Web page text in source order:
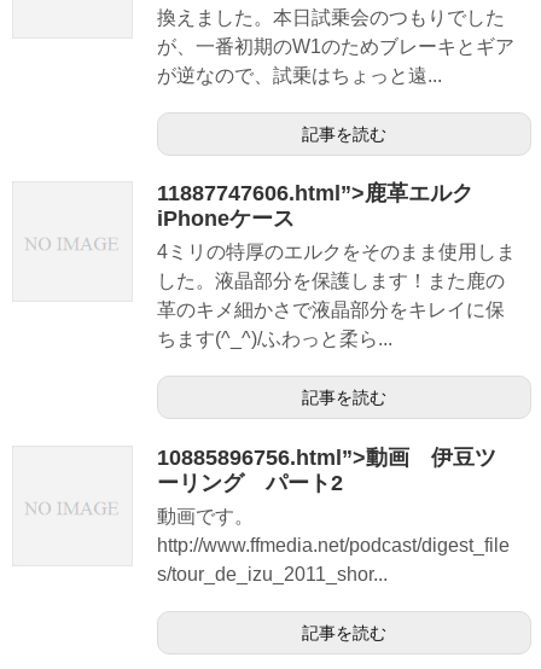
換えました。本日試乗会のつもりでした
が、一番初期のW1のためブレーキとギア
が逆なので、試乗はちょっと遠...
記事を読む
11887747606.html”>鹿革エルク
iPhoneケース
4ミリの特厚のエルクをそのまま使用しま
した。液晶部分を保護します！また鹿の
革のキメ細かさで液晶部分をキレイに保
ちます(^_^)/ふわっと柔ら...
記事を読む
10885896756.html”>動画 伊豆ツ
ーリング パート2
動画です。
http://www.ffmedia.net/podcast/digest_file
s/tour_de_izu_2011_shor...
記事を読む